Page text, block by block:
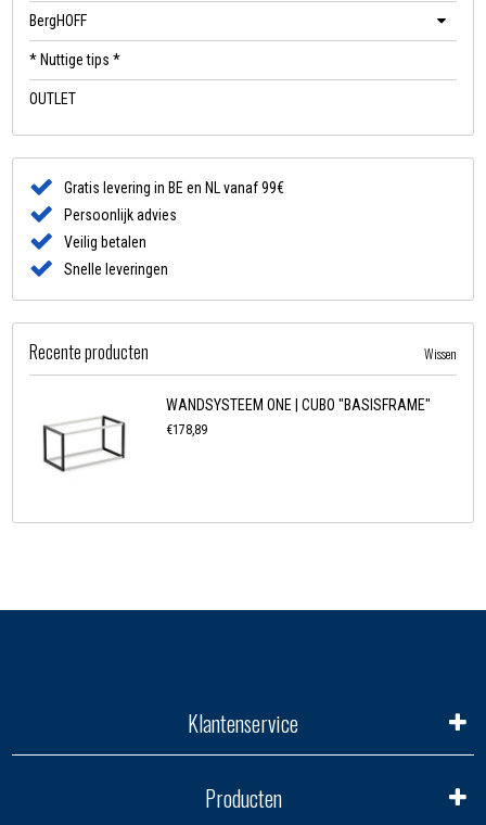
BergHOFF
* Nuttige tips *
OUTLET
Gratis levering in BE en NL vanaf 99€
Persoonlijk advies
Veilig betalen
Snelle leveringen
Recente producten Wissen
WANDSYSTEEM ONE | CUBO "BASISFRAME"
€178,89
Klantenservice
Producten